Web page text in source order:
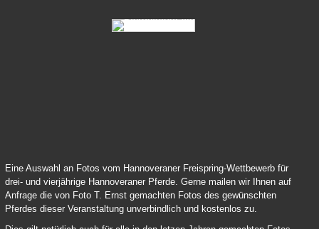
83 Samy Deluxe 04
84 Lord Pezi Junior Chacco Blue 04
Eine Auswahl an Fotos vom Hannoveraner Freispring-Wettbewerb für
drei- und vierjährige Hannoveraner Pferde. Gerne mailen wir Ihnen auf
Anfrage die von Foto T. Ernst gemachten Fotos des gewünschten
Pferdes dieser Veranstaltung unverbindlich und kostenlos zu.